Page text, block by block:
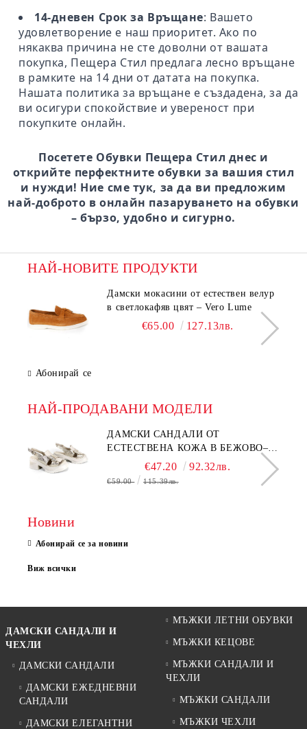
14-дневен Срок за Връщане: Вашето
удовлетворение е наш приоритет. Ако по
някаква причина не сте доволни от вашата
покупка, Пещера Стил предлага лесно връщане
в рамките на 14 дни от датата на покупка.
Нашата политика за връщане е създадена, за да
ви осигури спокойствие и увереност при
покупките онлайн.
Посетете Обувки Пещера Стил днес и
открийте перфектните обувки за вашия стил
и нужди! Ние сме тук, за да ви предложим
най-доброто в онлайн пазаруването на обувки
– бързо, удобно и сигурно.
НАЙ-НОВИТЕ ПРОДУКТИ
Дамски мокасини от естествен велур
в светлокафяв цвят – Vero Lume
€65.00 127.13лв.
Абонирай се
НАЙ-ПРОДАВАНИ МОДЕЛИ
ДАМСКИ САНДАЛИ ОТ
ЕСТЕСТВЕНА КОЖА В БЕЖОВО–
МОДЕЛ NOVA.
€47.20 92.32лв.
€59.00 115.39лв.
Новини
Абонирай се за новини
Виж всички
ДАМСКИ САНДАЛИ И
ЧЕХЛИ
ДАМСКИ САНДАЛИ
ДАМСКИ ЕЖЕДНЕВНИ
САНДАЛИ
ДАМСКИ ЕЛЕГАНТНИ
МЪЖКИ ЛЕТНИ ОБУВКИ
МЪЖКИ КЕЦОВЕ
МЪЖКИ САНДАЛИ И
ЧЕХЛИ
МЪЖКИ САНДАЛИ
МЪЖКИ ЧЕХЛИ